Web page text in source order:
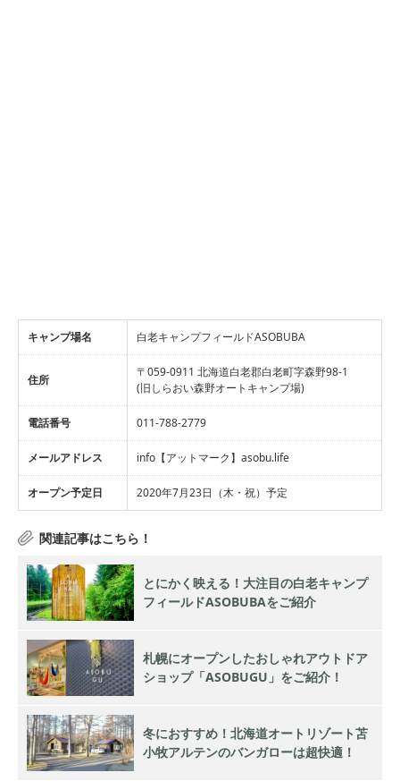
キャンプ場名 白老キャンプフィールドASOBUBA
住所
〒059-0911 北海道白老郡白老町字森野98-1
(旧しらおい森野オートキャンプ場)
電話番号 011-788-2779
メールアドレス info【アットマーク】asobu.life
オープン予定日 2020年7月23日（木・祝）予定
とにかく映える！大注目の白老キャンプ
フィールドASOBUBAをご紹介
札幌にオープンしたおしゃれアウトドア
ショップ「ASOBUGU」をご紹介！
冬におすすめ！北海道オートリゾート苫
小牧アルテンのバンガローは超快適！